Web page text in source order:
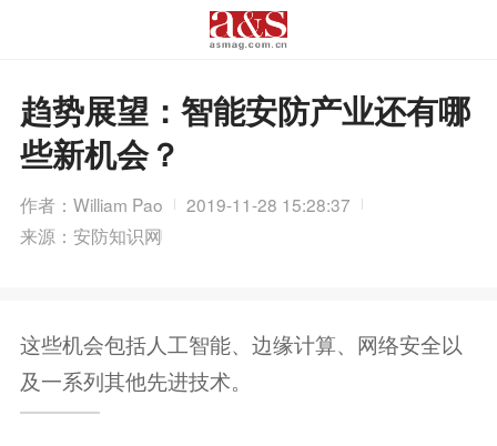
趋势展望：智能安防产业还有哪
些新机会？
作者：William Pao
2019-11-28 15:28:37
来源：安防知识网
这些机会包括人工智能、边缘计算、网络安全以
及一系列其他先进技术。